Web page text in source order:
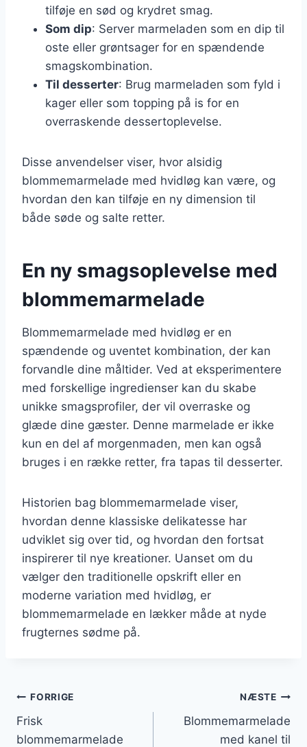
tilføje en sød og krydret smag.
Som dip: Server marmeladen som en dip til
oste eller grøntsager for en spændende
smagskombination.
Til desserter: Brug marmeladen som fyld i
kager eller som topping på is for en
overraskende dessertoplevelse.
Disse anvendelser viser, hvor alsidig
blommemarmelade med hvidløg kan være, og
hvordan den kan tilføje en ny dimension til
både søde og salte retter.
En ny smagsoplevelse med
blommemarmelade
Blommemarmelade med hvidløg er en
spændende og uventet kombination, der kan
forvandle dine måltider. Ved at eksperimentere
med forskellige ingredienser kan du skabe
unikke smagsprofiler, der vil overraske og
glæde dine gæster. Denne marmelade er ikke
kun en del af morgenmaden, men kan også
bruges i en række retter, fra tapas til desserter.
Historien bag blommemarmelade viser,
hvordan denne klassiske delikatesse har
udviklet sig over tid, og hvordan den fortsat
inspirerer til nye kreationer. Uanset om du
vælger den traditionelle opskrift eller en
moderne variation med hvidløg, er
blommemarmelade en lækker måde at nyde
frugternes sødme på.
Indlægsnavigation
FORRIGE
Frisk
blommemarmelade
NÆSTE
Blommemarmelade
med kanel til